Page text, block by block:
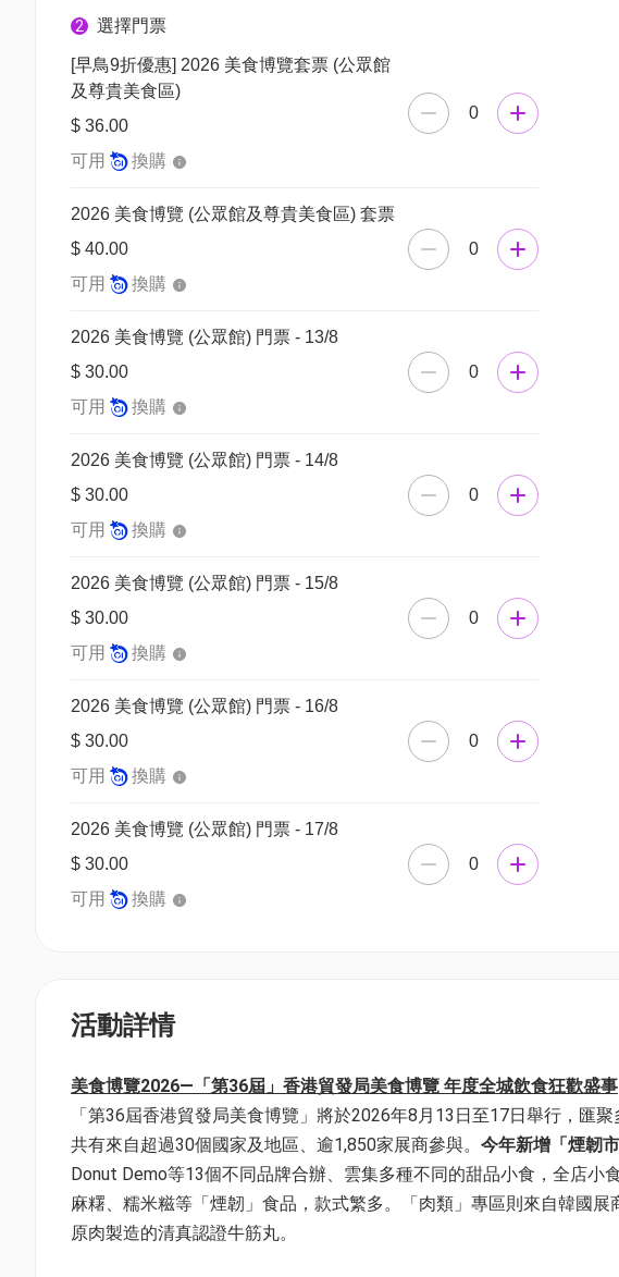
2 選擇門票
[早鳥9折優惠] 2026 美食博覽套票 (公眾館
及尊貴美食區)
$ 36.00
可用
換購
0
2026 美食博覽 (公眾館及尊貴美食區) 套票
$ 40.00
可用
換購
0
2026 美食博覽 (公眾館) 門票 - 13/8
$ 30.00
可用
換購
0
2026 美食博覽 (公眾館) 門票 - 14/8
$ 30.00
可用
換購
0
2026 美食博覽 (公眾館) 門票 - 15/8
$ 30.00
可用
換購
0
2026 美食博覽 (公眾館) 門票 - 16/8
$ 30.00
可用
換購
0
2026 美食博覽 (公眾館) 門票 - 17/8
$ 30.00
可用
換購
0
活動詳情
美食博覽2026—「第36屆」香港貿發局美食博覽 年度全城飲食狂歡盛事
「第36屆香港貿發局美食博覽」將於2026年8月13日至17日舉行，匯
共有來自超過30個國家及地區、逾1,850家展商參與。 今年新增「煙韌
Donut Demo等13個不同品牌合辦、雲集多種不同的甜品小食，全店小
麻糬、糯米糍等「煙韌」食品，款式繁多。「肉類」專區則來自韓國展
原肉製造的清真認證牛筋丸。